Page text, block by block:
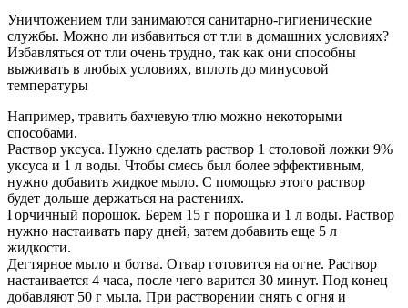
Уничтожением тли занимаются санитарно-гигиенические
службы. Можно ли избавиться от тли в домашних условиях?
Избавляться от тли очень трудно, так как они способны
выживать в любых условиях, вплоть до минусовой
температуры
Например, травить бахчевую тлю можно некоторыми
способами.
Раствор уксуса. Нужно сделать раствор 1 столовой ложки 9%
уксуса и 1 л воды. Чтобы смесь был более эффективным,
нужно добавить жидкое мыло. С помощью этого раствор
будет дольше держаться на растениях.
Горчичный порошок. Берем 15 г порошка и 1 л воды. Раствор
нужно настаивать пару дней, затем добавить еще 5 л
жидкости.
Дегтярное мыло и ботва. Отвар готовится на огне. Раствор
настаивается 4 часа, после чего варится 30 минут. Под конец
добавляют 50 г мыла. При растворении снять с огня и